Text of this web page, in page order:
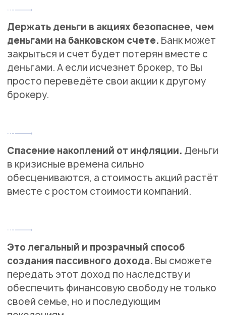
Держать деньги в акциях безопаснее, чем
деньгами на банковском счете. Банк может
закрыться и счет будет потерян вместе с
деньгами. А если исчезнет брокер, то Вы
просто переведёте свои акции к другому
брокеру.
Спасение накоплений от инфляции. Деньги
в кризисные времена сильно
обесцениваются, а стоимость акций растёт
вместе с ростом стоимости компаний.
Это легальный и прозрачный способ
создания пассивного дохода. Вы сможете
передать этот доход по наследству и
обеспечить финансовую свободу не только
своей семье, но и последующим